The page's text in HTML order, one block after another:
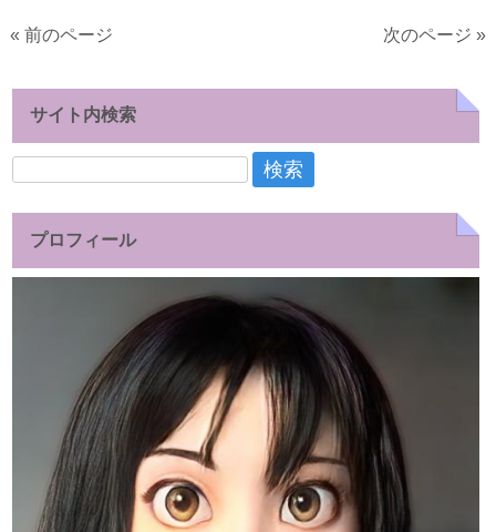
« 前のページ 次のページ »
サイト内検索
検
プロフィール